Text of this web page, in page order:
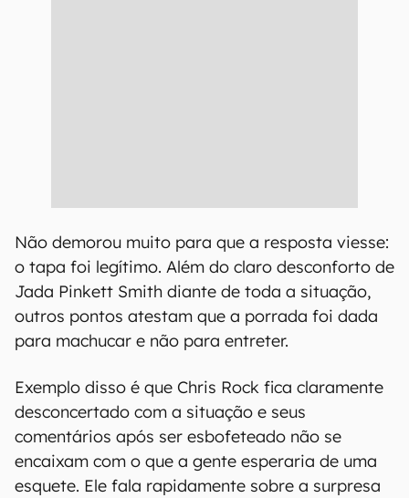
Não demorou muito para que a resposta viesse:
o tapa foi legítimo. Além do claro desconforto de
Jada Pinkett Smith diante de toda a situação,
outros pontos atestam que a porrada foi dada
para machucar e não para entreter.
Exemplo disso é que Chris Rock fica claramente
desconcertado com a situação e seus
comentários após ser esbofeteado não se
encaixam com o que a gente esperaria de uma
esquete. Ele fala rapidamente sobre a surpresa